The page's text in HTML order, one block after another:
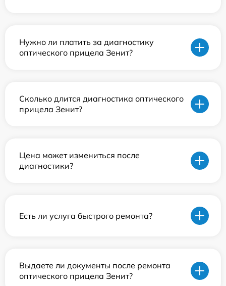
Нужно ли платить за диагностику
оптического прицела Зенит?
Сколько длится диагностика оптического
прицела Зенит?
Цена может измениться после
диагностики?
Есть ли услуга быстрого ремонта?
Выдаете ли документы после ремонта
оптического прицела Зенит?